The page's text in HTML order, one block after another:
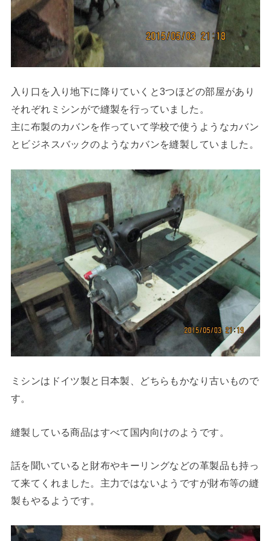
入り口を入り地下に降りていくと3つほどの部屋があり
それぞれミシンがで縫製を行っていました。
主に布製のカバンを作っていて学校で使うようなカバン
とビジネスバックのようなカバンを縫製していました。
ミシンはドイツ製と日本製、どちらもかなり古いもので
す。
縫製している商品はすべて国内向けのようです。
話を聞いていると財布やキーリングなどの革製品も持っ
て来てくれました。主力ではないようですが財布等の縫
製もやるようです。